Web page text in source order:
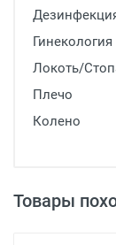
Гинекология
Локоть/
Плечо
Колено
Товары